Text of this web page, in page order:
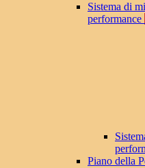
Sistema di
performance
Piano della